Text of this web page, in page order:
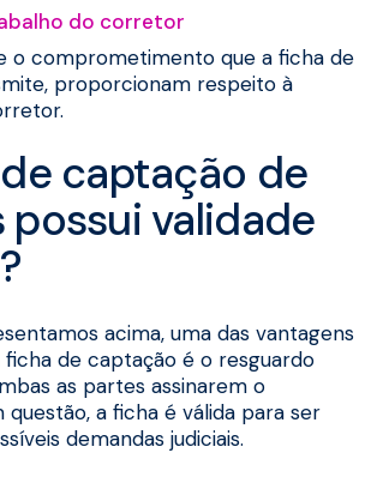
do corretor
o comprometimento que a ficha de
proporcionam respeito à
captação de
possui validade
acima, uma das vantagens
ficha de captação é o resguardo
as partes assinarem o
a ficha é válida para ser
demandas judiciais.